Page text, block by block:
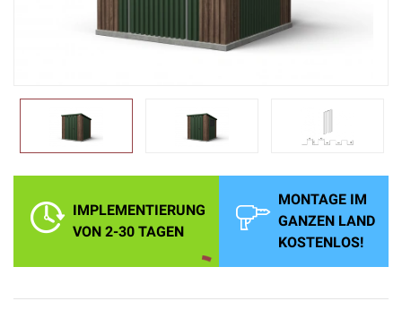
IMPLEMENTIERUNG
VON 2-30 TAGEN
MONTAGE IM
GANZEN LAND
KOSTENLOS!